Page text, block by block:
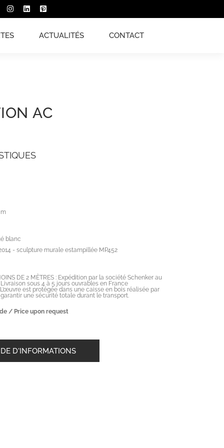
ACTUALITÉS CONTACT
AC
blanc
- sculpture murale estampillée MP452
DE 2 MÈTRES : Expédition par la société Schenker au
sous 4 à 5 jours ouvrables en France
est protégée dans une caisse en bois réalisée par
une sécurité totale durant le transport.
/ Price upon request
D'INFORMATIONS